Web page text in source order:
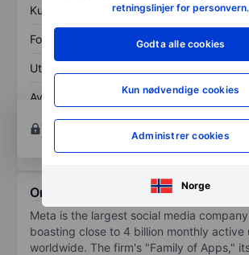
retningslinjer for personvern.
Godta alle cookies
Kun nødvendige cookies
Administrer cookies
Norge
Kurs/salg XXXXXXX
Fortjeneste per aksje XXXXXXX
Utbytte per aksje
Avkastning på
XXXXXXX
Åpne kontofor å få tilgang til flere
og analyseverktøy.
Om Meta Platforms Inc.
Meta is the largest social media
boasting close to 4 billion monthly active
worldwide. The firm's "Family of Apps,"